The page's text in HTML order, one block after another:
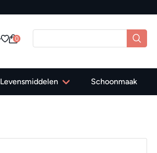
0
Levensmiddelen Schoonmaak